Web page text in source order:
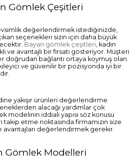
Gömlek Çeşitleri
değerlendirmek istediğinizde,
seçenekleri sizin için daha büyük
Bayan gömlek çeşitleri , kadın
ve avantajlı bir fırsatı gösteriyor. Müşteri
doğrudan bağlantı ortaya koymuş olan
ve güvenilir bir pozisyonda iyi bir
yakışır ürünleri değerlendirme
alacağı yardımlar çok
modelinin iddialı yapısı söz konusu
takip etme noktasında firmamızın size
avantajları değerlendirmek gerekir.
Gömlek Modelleri